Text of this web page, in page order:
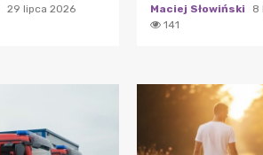
29 lipca 2026
Maciej Słowiński
8
141